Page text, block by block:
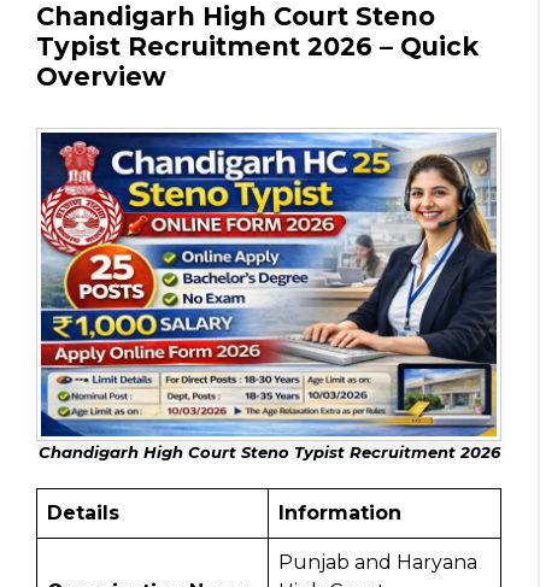
Chandigarh High Court Steno
Typist Recruitment 2026 – Quick
Overview
Chandigarh High Court Steno Typist Recruitment 2026
Details Information
Punjab and Haryana